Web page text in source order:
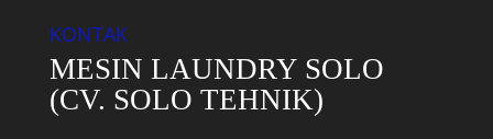
KONTAK
MESIN LAUNDRY SOLO
(CV. SOLO TEHNIK)